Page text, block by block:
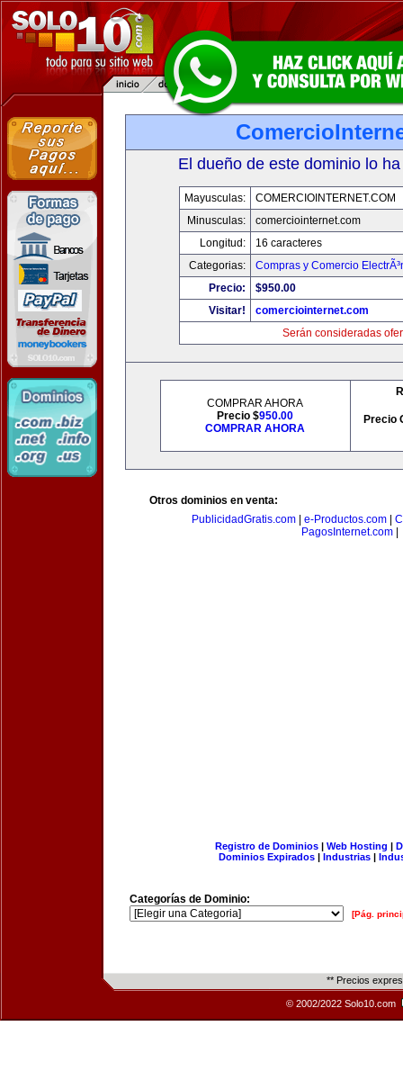
El dueño de este dominio lo
Mayusculas:
COMERCIOINTERNET.COM
Minusculas:
comerciointernet.com
Longitud:
16 caracteres
Categorias:
Compras y Comercio
Precio:
$950.00
Visitar!
comerciointernet.com
Serán consideradas
COMPRAR AHORA
Precio $950.00
COMPRAR AHORA
Precio
Otros dominios en venta:
PublicidadGratis.com
e-Productos.com
PagosInternet.com
Registro de Dominios| Web Hosting |
Dominios Expirados | Industrias |
Categorías de Dominio:
[Pág.
** Precios
© 2002/2022 Solo10.com